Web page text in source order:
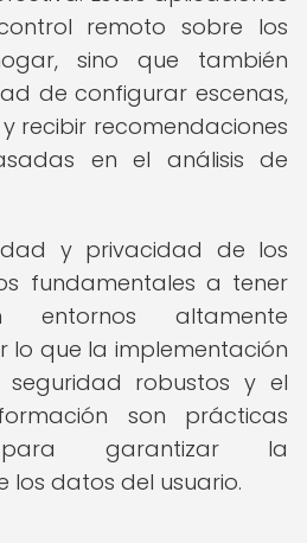
remoto sobre los
sino que también
de configurar escenas,
recibir recomendaciones
en el análisis de
y privacidad de los
fundamentales a tener
altamente
lo que la implementación
robustos y el
son prácticas
para garantizar la
los datos del usuario.